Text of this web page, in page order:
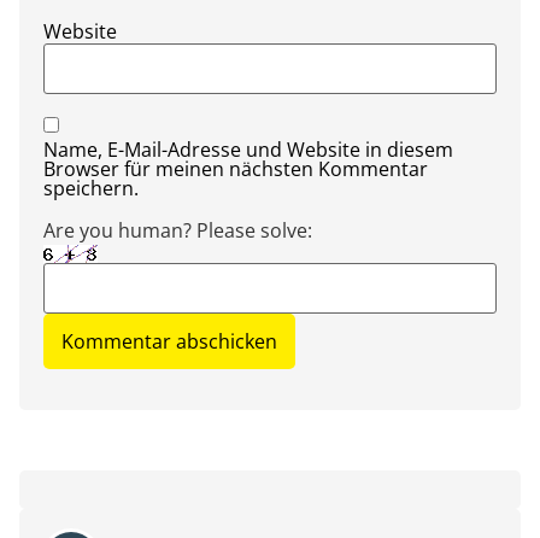
Website
Name, E-Mail-Adresse und Website in diesem
Browser für meinen nächsten Kommentar
speichern.
Are you human? Please solve: